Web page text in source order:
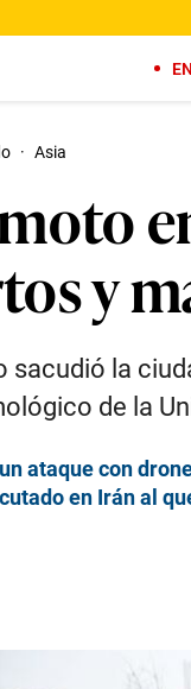
· Asia
y
sacudió la
de la
ataque con
en Irán al